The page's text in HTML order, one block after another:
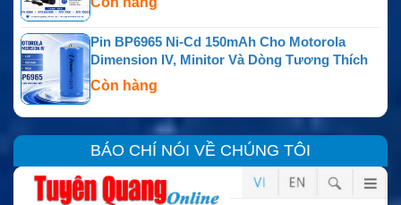
Pin BP6965 Ni-Cd 150mAh Cho Motorola
Dimension IV, Minitor Và Dòng Tương Thích
Còn hàng
BÁO CHÍ NÓI VỀ CHÚNG TÔI